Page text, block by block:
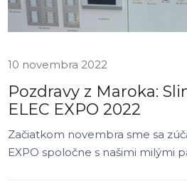
10 novembra 2022
Pozdravy z Maroka:
ELEC EXPO 2022
Začiatkom novembra sme sa
EXPO spoločne s našimi milými